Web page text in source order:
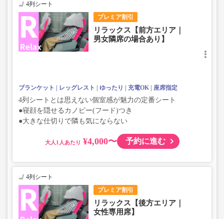
プレミア割引
4列シート
リラックス【前方エリア｜
男女隣席の場合あり】
ブランケット レッグレスト ゆったり 充電OK 座席指定
4列シートとは思えない個室感が魅力の定番シート
●寝顔を隠せるカノピー(フード)つき
●大きな仕切りで隣も気にならない
大人 ¥4,000〜 予約に進む
プレミア割引
4列シート
リラックス【後方エリア｜
女性専用席】